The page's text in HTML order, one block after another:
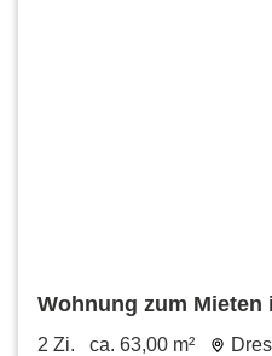
Wohnung zum Mieten
m²
2 Zi. ca. 63,00 m²